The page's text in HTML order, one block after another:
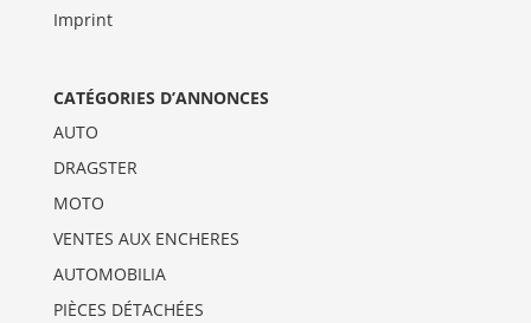
Imprint
CATÉGORIES D’ANNONCES
AUTO
DRAGSTER
MOTO
VENTES AUX ENCHERES
AUTOMOBILIA
PIÈCES DÉTACHÉES